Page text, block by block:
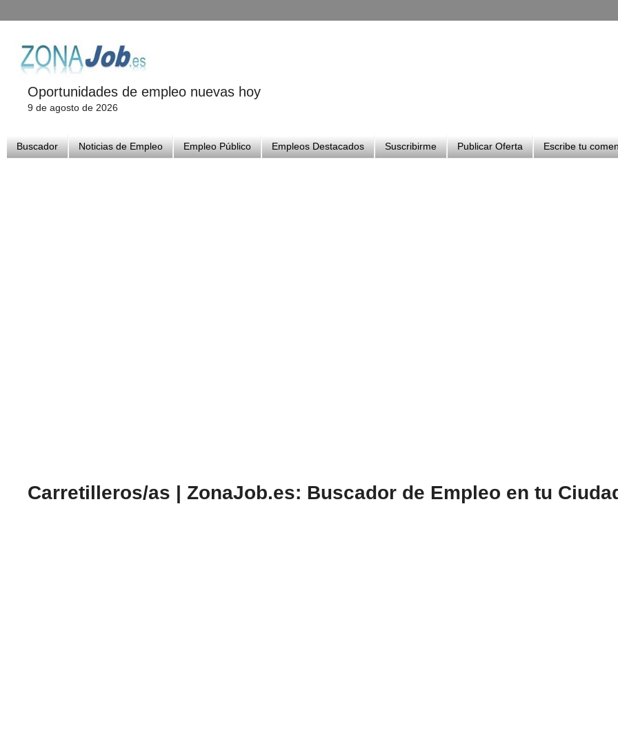
Oportunidades de empleo nuevas hoy
9 de agosto de 2026
Buscador Noticias de Empleo Empleo Público Empleos Destacados Suscribirme Publicar Oferta Escribe tu
Carretilleros/as | ZonaJob.es: Buscador de Empleo en tu